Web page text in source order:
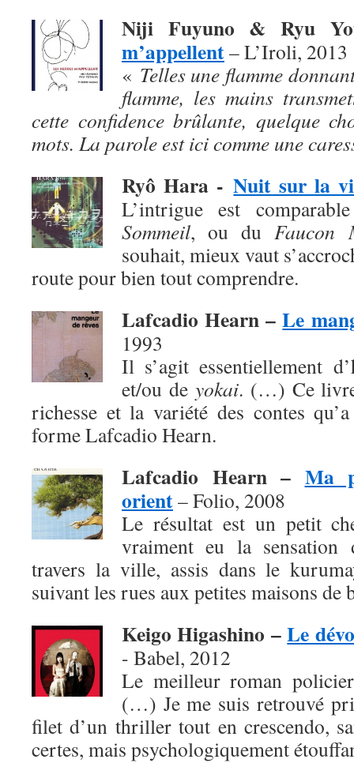
Niji Fuyuno & Ryu
m’appellent– L’Iroli, 2013
« Telles une flamme
flamme, les mains
cette confidence brûlante, quelque
mots. La parole est ici comme une
Ryô Hara-Nuit sur la
L’intrigue est
Sommeil, ou duFaucon
souhait, mieux vaut
route pour bien tout comprendre.
Lafcadio Hearn –Le
1993
Il s’agit essentiellement
et/ou de yokai. (…) Ce
richesse et la variété des contes
forme Lafcadio Hearn.
Lafcadio Hearn – Ma
orient– Folio, 2008
Le résultat est un petit
vraiment eu la sensation
travers la ville, assis dans le
suivant les rues aux petites maisons de
Keigo Higashino –Le
- Babel, 2012
Le meilleur roman
(…) Je me suis retrouvé
filet d’un thriller tout en crescendo,
certes, mais psychologiquement